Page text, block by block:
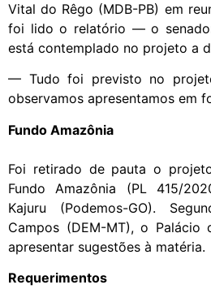
Vital do Rêgo (MDB-PB) em
foi lido o relatório — o
está contemplado no projeto a
— Tudo foi previsto no
observamos apresentamos em
Fundo Amazônia
Foi retirado de pauta o
Fundo Amazônia (PL 415/
Kajuru (Podemos-GO).
Campos (DEM-MT), o Palácio
apresentar sugestões à matéria.
Requerimentos